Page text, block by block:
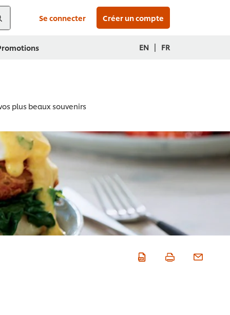
Se connecter Créer un compte
EN | FR
plus beaux souvenirs